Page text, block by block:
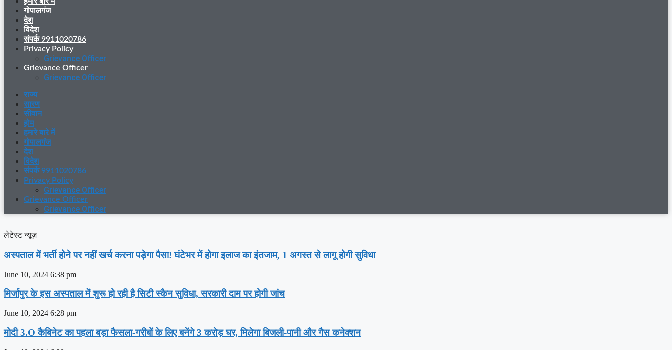
गोपालगंज
देश
विदेश
संपर्क 9911020786
Privacy Policy
Grievance Officer
Grievance Officer
Grievance Officer
राज्य
सारण
सीवान
होम
हमारे बारे में
गोपालगंज
देश
विदेश
संपर्क 9911020786
Privacy Policy
Grievance Officer
Grievance Officer
Grievance Officer
लेटेस्ट न्यूज़
अस्‍पताल में भर्ती होने पर नहीं खर्च करना पड़ेगा पैसा! घंटेभर में होगा इलाज का इंतजाम, 1 अगस्‍त से लागू होगी सुविधा
June 10, 2024 6:38 pm
मिर्जापुर के इस अस्पताल में शुरू हो रही है सिटी स्कैन सुविधा, सरकारी दाम पर होगी जांच
June 10, 2024 6:28 pm
मोदी 3.O कैबिनेट का पहला बड़ा फैसला-गरीबों के ल‍िए बनेंगे 3 करोड़ घर, म‍िलेगा बिजली-पानी और गैस कनेक्‍शन